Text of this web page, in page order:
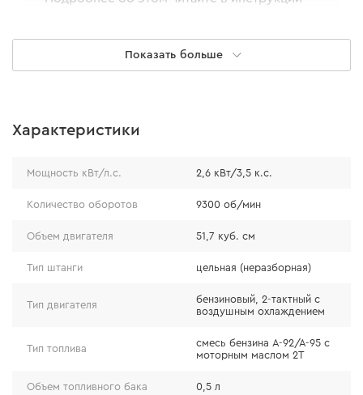
Показать больше
Характеристики
Мощность кВт/л.с. 2,6 кВт/3,5 к.с.
Количество оборотов 9300 об/мин
Объем двигателя 51,7 куб. см
Тип штанги цельная (неразборная)
Тип двигателя
бензиновый, 2-тактный с
воздушным охлаждением
Тип топлива
смесь бензина А-92/А-95 с
моторным маслом 2Т
Объем топливного бака 0,5 л